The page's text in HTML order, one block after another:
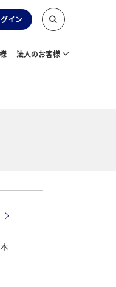
イン
法人のお客様